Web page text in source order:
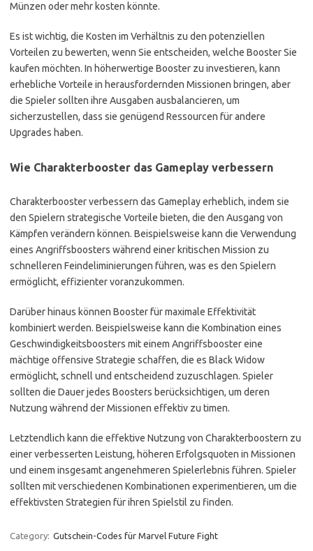
Münzen oder mehr kosten könnte.
Es ist wichtig, die Kosten im Verhältnis zu den potenziellen
Vorteilen zu bewerten, wenn Sie entscheiden, welche Booster Sie
kaufen möchten. In höherwertige Booster zu investieren, kann
erhebliche Vorteile in herausfordernden Missionen bringen, aber
die Spieler sollten ihre Ausgaben ausbalancieren, um
sicherzustellen, dass sie genügend Ressourcen für andere
Upgrades haben.
Wie Charakterbooster das Gameplay verbessern
Charakterbooster verbessern das Gameplay erheblich, indem sie
den Spielern strategische Vorteile bieten, die den Ausgang von
Kämpfen verändern können. Beispielsweise kann die Verwendung
eines Angriffsboosters während einer kritischen Mission zu
schnelleren Feindeliminierungen führen, was es den Spielern
ermöglicht, effizienter voranzukommen.
Darüber hinaus können Booster für maximale Effektivität
kombiniert werden. Beispielsweise kann die Kombination eines
Geschwindigkeitsboosters mit einem Angriffsbooster eine
mächtige offensive Strategie schaffen, die es Black Widow
ermöglicht, schnell und entscheidend zuzuschlagen. Spieler
sollten die Dauer jedes Boosters berücksichtigen, um deren
Nutzung während der Missionen effektiv zu timen.
Letztendlich kann die effektive Nutzung von Charakterboostern zu
einer verbesserten Leistung, höheren Erfolgsquoten in Missionen
und einem insgesamt angenehmeren Spielerlebnis führen. Spieler
sollten mit verschiedenen Kombinationen experimentieren, um die
effektivsten Strategien für ihren Spielstil zu finden.
Category: Gutschein-Codes für Marvel Future Fight